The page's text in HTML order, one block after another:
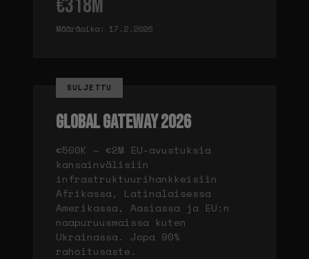
€318M
Määräaika: 17.2.2026
SULJETTU
GLOBAL GATEWAY 2026
€500K – €2M EU-avustuksia
kansainvälisiin
infrastruktuurihankkeisiin
Afrikassa, Latinalaisessa
Amerikassa, Aasiassa ja EU:n
naapuruusmaissa kuten
Ukrainassa. Jopa 90%
rahoitusaste.